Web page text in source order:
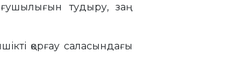
тудыру, заң
қорғау саласындағы